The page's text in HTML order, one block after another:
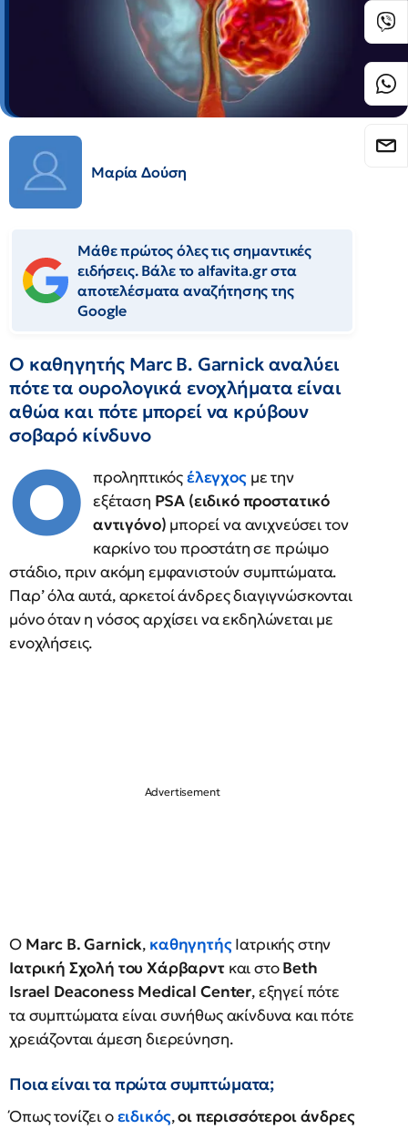
Μαρία Δούση
Μάθε πρώτος όλες τις σημαντικές
ειδήσεις. Βάλε το alfavita.gr στα
αποτελέσματα αναζήτησης της
Google
Ο καθηγητής Marc B. Garnick αναλύει
πότε τα ουρολογικά ενοχλήματα είναι
αθώα και πότε μπορεί να κρύβουν
σοβαρό κίνδυνο
Ο προληπτικόςέλεγχος με την
εξέταση PSA (ειδικό προστατικό
αντιγόνο) μπορεί να ανιχνεύσει τον
καρκίνο του προστάτη σε πρώιμο
στάδιο, πριν ακόμη εμφανιστούν συμπτώματα.
Παρ’ όλα αυτά, αρκετοί άνδρες διαγιγνώσκονται
μόνο όταν η νόσος αρχίσει να εκδηλώνεται με
ενοχλήσεις.
Ο Marc B. Garnick, καθηγητήςΙατρικής στην
Ιατρική Σχολή του Χάρβαρντκαι στοBeth
Israel Deaconess Medical Center, εξηγεί πότε
τα συμπτώματα είναι συνήθως ακίνδυνα και πότε
χρειάζονται άμεση διερεύνηση.
Ποια είναι τα πρώτα συμπτώματα;
Όπως τονίζει οειδικός,οι περισσότεροι άνδρες